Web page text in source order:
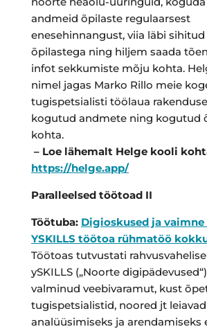
andmeid õpilaste regulaarsest
enesehinnangust, viia läbi
õpilastega ning hiljem saada
infot sekkumiste mõju kohta.
nimel jagas Marko Rillo meie
tugispetsialisti töölaua
kogutud andmete ning kogutud
kohta.
– Loe lähemalt Helge kooli
https://helge.app/
Paralleelsed töötoad II
Töötuba: Digioskused ja
YSKILLS töötoa rühmatöö
Töötoas tutvustati
ySKILLS („Noorte
valminud veebivaramut, kust
tugispetsialistid, noored jt
analüüsimiseks ja arendamiseks